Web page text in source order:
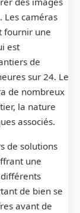
Les caméras
fournir une
est
de
sur 24. Le
de nombreux
la nature
associés.
de solutions
une
de bien se
avant de